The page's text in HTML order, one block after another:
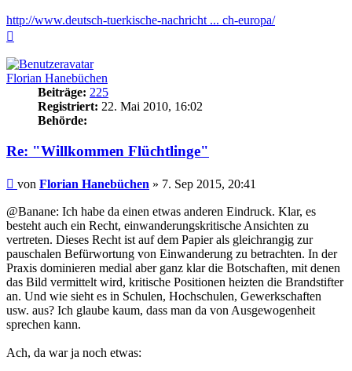
http://www.deutsch-tuerkische-nachricht ... ch-europa/
Florian Hanebüchen
Beiträge: 225
Registriert: 22. Mai 2010, 16:02
Behörde:
Re: "Willkommen Flüchtlinge"
Beitrag
von Florian Hanebüchen » 7. Sep 2015, 20:41
@Banane: Ich habe da einen etwas anderen Eindruck. Klar, es
besteht auch ein Recht, einwanderungskritische Ansichten zu
vertreten. Dieses Recht ist auf dem Papier als gleichrangig zur
pauschalen Befürwortung von Einwanderung zu betrachten. In der
Praxis dominieren medial aber ganz klar die Botschaften, mit denen
das Bild vermittelt wird, kritische Positionen heizten die Brandstifter
an. Und wie sieht es in Schulen, Hochschulen, Gewerkschaften
usw. aus? Ich glaube kaum, dass man da von Ausgewogenheit
sprechen kann.
Ach, da war ja noch etwas: